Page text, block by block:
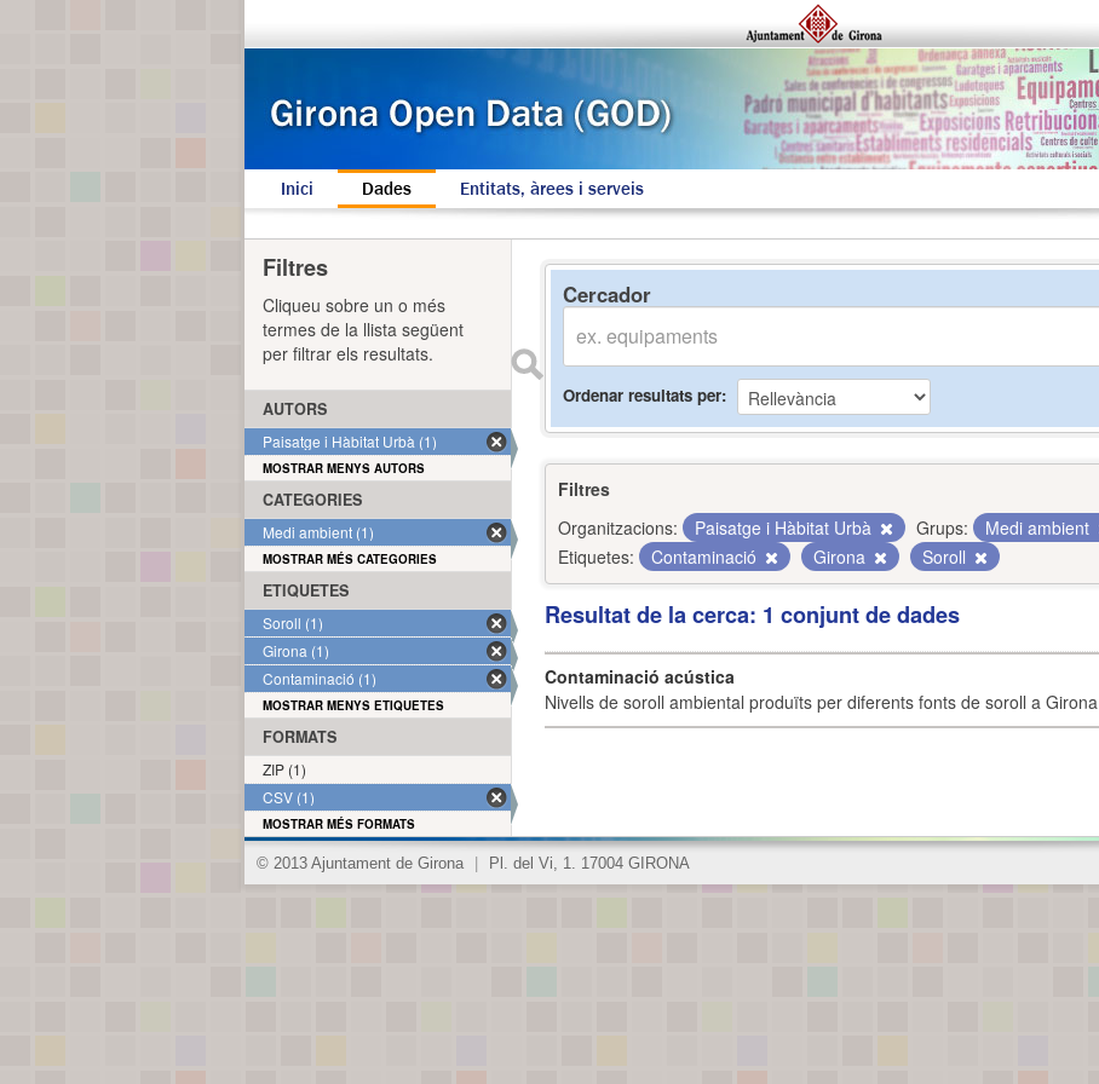
Inici Dades Entitats, àrees i serveis
Cercador
Ordenar resultats per
Filtres
Organitzacions:
Paisatge i Hàbitat Urbà Grups: Medi ambient
Etiquetes:
Contaminació Girona Soroll
Resultat de la cerca: 1 conjunt de dades
Contaminació acústica
Nivells de soroll ambiental produïts per diferents fonts de soroll a Girona
Filtres
Cliqueu sobre un o més
termes de la llista següent
per filtrar els resultats.
AUTORS
Paisatge i Hàbitat Urbà (1)
MOSTRAR MENYS AUTORS
CATEGORIES
Medi ambient (1)
MOSTRAR MÉS CATEGORIES
ETIQUETES
Soroll (1)
Girona (1)
Contaminació (1)
MOSTRAR MENYS ETIQUETES
FORMATS
ZIP (1)
CSV (1)
MOSTRAR MÉS FORMATS
© 2013 Ajuntament de Girona Pl. del Vi, 1. 17004 GIRONA